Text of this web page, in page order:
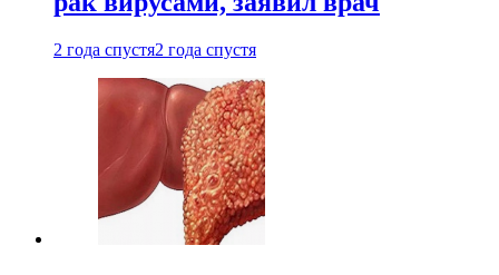
2 года спустя2 года спустя